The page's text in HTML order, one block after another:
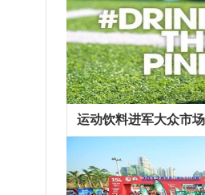
运动饮料进军大众市